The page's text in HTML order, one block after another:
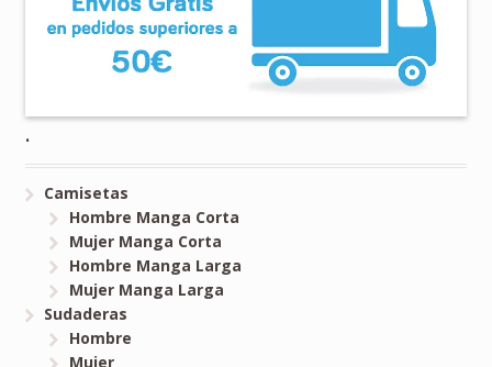
.
Camisetas
Hombre Manga Corta
Mujer Manga Corta
Hombre Manga Larga
Mujer Manga Larga
Sudaderas
Hombre
Mujer